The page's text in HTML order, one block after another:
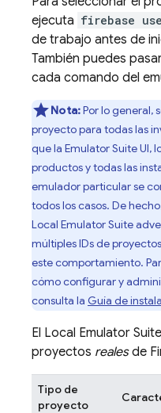
ejecuta firebase use
de trabajo antes de
También puedes
cada comando del
Nota:Por lo general,
proyecto para todas las
que la Emulator Suite UI,
productos y todas las
emulador particular se
todos los casos. De
Local Emulator Suite
múltiples IDs de
este comportamiento.
cómo configurar y
consulta la Guía de
El Local Emulator Suite
proyectos realesde
Tipo de
proyecto